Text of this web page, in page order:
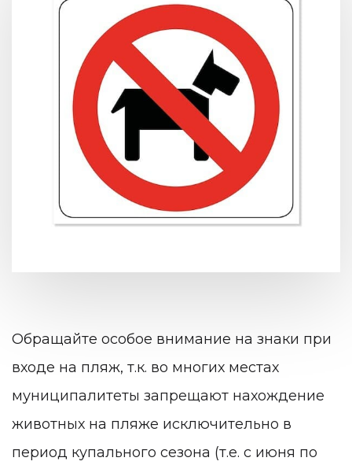
Обращайте особое внимание на знаки при
входе на пляж, т.к. во многих местах
муниципалитеты запрещают нахождение
животных на пляже исключительно в
период купального сезона (т.е. с июня по